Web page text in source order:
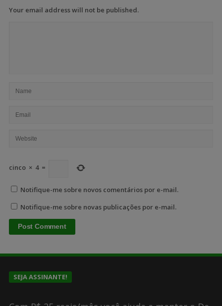
Your email address will not be published.
cinco × 4 =
Notifique-me sobre novos comentários por e-mail.
Notifique-me sobre novas publicações por e-mail.
SEJA ASSINANTE!